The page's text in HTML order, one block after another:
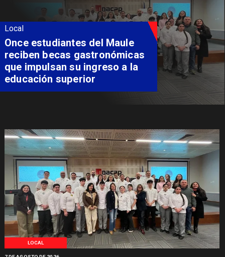
LOCAL
Local
Álvarez-Salamanca lidera la
apuesta regional para
consolidar el Paso Pehuenche
como alternativa a Los
Libertadores